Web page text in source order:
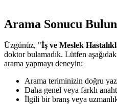
Arama Sonucu
Üzgünüz, "İş ve Meslek
doktor bulamadık. Lütfen
arama yapmayı deneyin:
Arama teriminizin doğru
Daha genel veya farklı
İlgili bir branş veya